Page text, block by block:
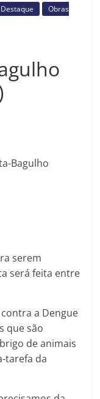
Obras
Bagulho
serem
será feita entre
a Dengue
que são
de animais
tarefa da